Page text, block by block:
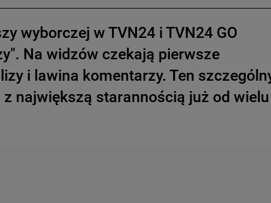
wyborczej w TVN24 i TVN24 GO
Na widzów czekają pierwsze
i lawina komentarzy. Ten
największą starannością już od wielu